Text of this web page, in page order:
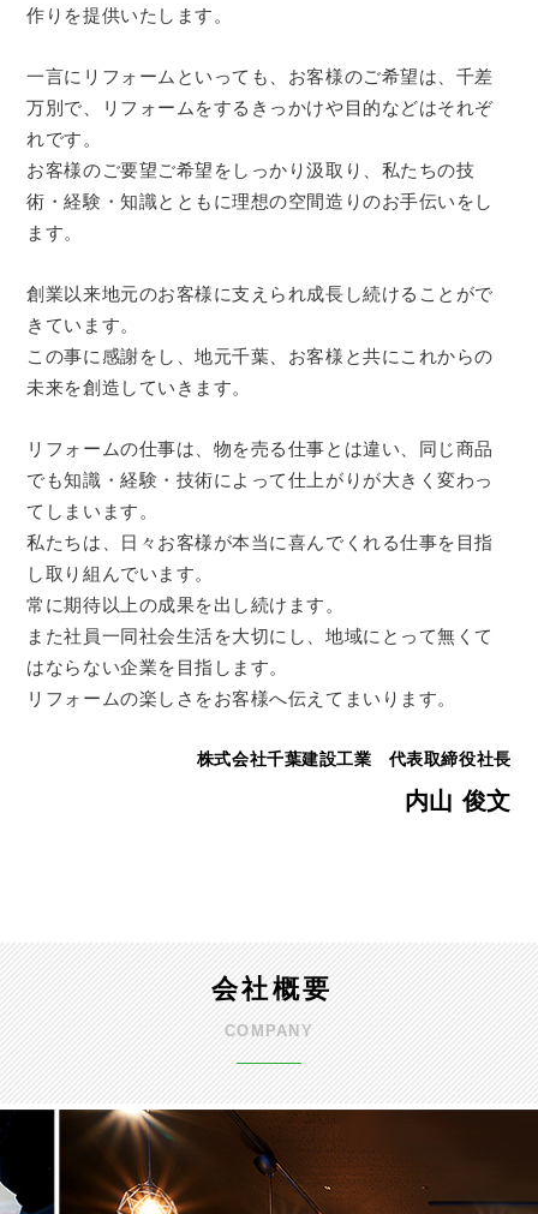
作りを提供いたします。
一言にリフォームといっても、お客様のご希望は、千差
万別で、リフォームをするきっかけや目的などはそれぞ
れです。
お客様のご要望ご希望をしっかり汲取り、私たちの技
術・経験・知識とともに理想の空間造りのお手伝いをし
ます。
創業以来地元のお客様に支えられ成長し続けることがで
きています。
この事に感謝をし、地元千葉、お客様と共にこれからの
未来を創造していきます。
リフォームの仕事は、物を売る仕事とは違い、同じ商品
でも知識・経験・技術によって仕上がりが大きく変わっ
てしまいます。
私たちは、日々お客様が本当に喜んでくれる仕事を目指
し取り組んでいます。
常に期待以上の成果を出し続けます。
また社員一同社会生活を大切にし、地域にとって無くて
はならない企業を目指します。
リフォームの楽しさをお客様へ伝えてまいります。
株式会社千葉建設工業 代表取締役社長
内山 俊文
会社概要
COMPANY